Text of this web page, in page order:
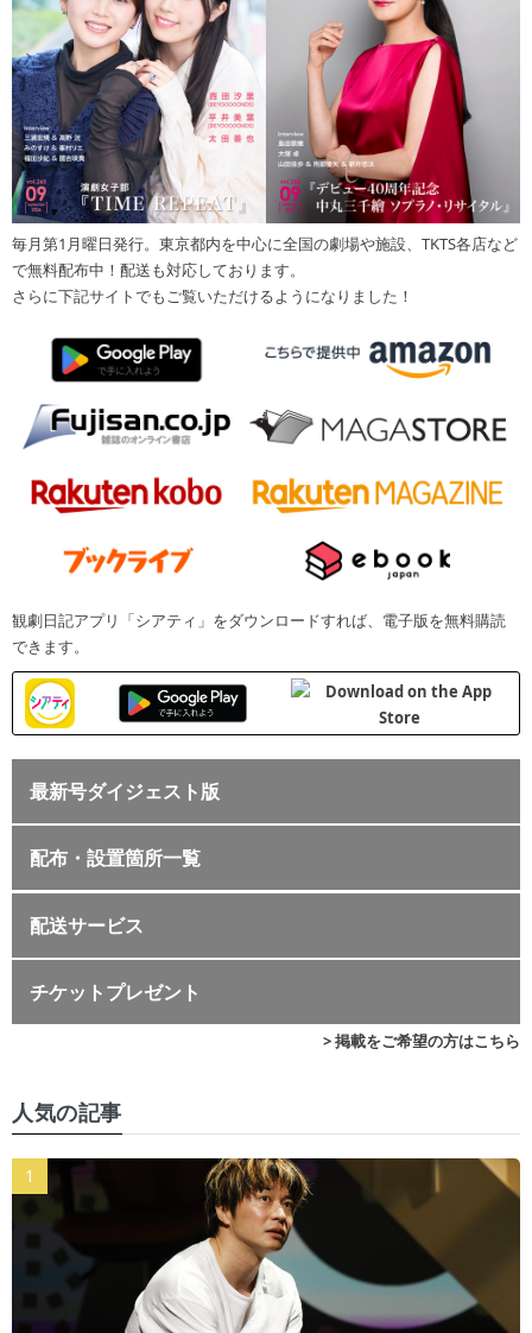
毎月第1月曜日発行。東京都内を中心に全国の劇場や施設、TKTS各店など
で無料配布中！配送も対応しております。
さらに下記サイトでもご覧いただけるようになりました！
観劇日記アプリ「シアティ」をダウンロードすれば、電子版を無料購読
できます。
最新号ダイジェスト版
配布・設置箇所一覧
配送サービス
チケットプレゼント
> 掲載をご希望の方はこちら
人気の記事